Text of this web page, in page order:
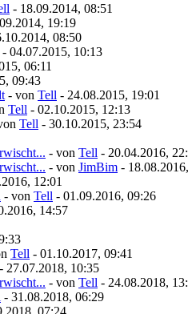
- 18.09.2014, 08:51
19:19
08:50
- 04.07.2015, 10:13
06:11
09:43
- von Tell - 24.08.2015, 19:01
Tell - 02.10.2015, 12:13
Tell - 30.10.2015, 23:54
- von Tell - 20.04.2016,
- von JimBim -
12:01
- von Tell - 01.09.2016, 09:26
14:57
Tell - 01.10.2017, 09:41
- 27.07.2018, 10:35
- von Tell - 24.08.2018,
- 31.08.2018, 06:29
07:24